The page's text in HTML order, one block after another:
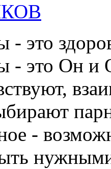
- это
- это Он и
-
нужными